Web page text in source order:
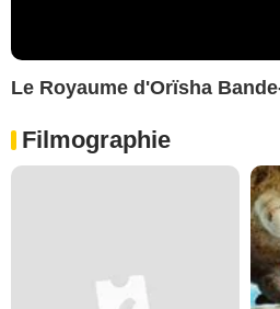
Le Royaume d'Orïsha
Filmographie